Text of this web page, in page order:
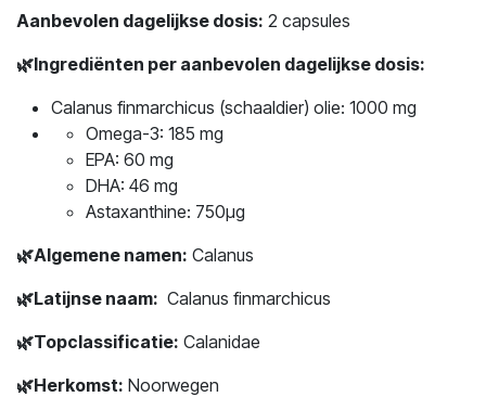
Aanbevolen dagelijkse dosis: 2 capsules
🌿Ingrediënten per aanbevolen dagelijkse dosis:
Calanus finmarchicus (schaaldier) olie: 1000 mg
Omega-3: 185 mg
EPA: 60 mg
DHA: 46 mg
Astaxanthine: 750μg
🌿Algemene namen: Calanus
🌿Latijnse naam: Calanus finmarchicus
🌿Topclassificatie: Calanidae
🌿Herkomst: Noorwegen